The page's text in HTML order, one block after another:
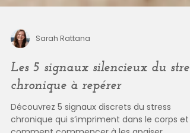
Sarah Rattana
Les 5 signaux silencieux du
chronique à repérer